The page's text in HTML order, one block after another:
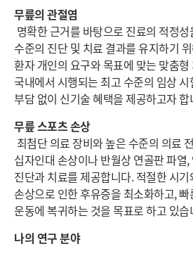
무릎의 관절염
명확한 근거를 바탕으로 진료의 적정
수준의 진단 및 치료 결과를 유지하기
환자 개인의 요구와 목표에 맞는 맞춤
국내에서 시행되는 최고 수준의 임상
부담 없이 신기술 혜택을 제공하고자 합
무릎 스포츠 손상
최첨단 의료 장비와 높은 수준의 의료
십자인대 손상이나 반월상 연골판 파열
진단과 치료를 제공합니다. 적절한 시
손상으로 인한 후유증을 최소화하고,
운동에 복귀하는 것을 목표로 하고 있습
나의 연구 분야